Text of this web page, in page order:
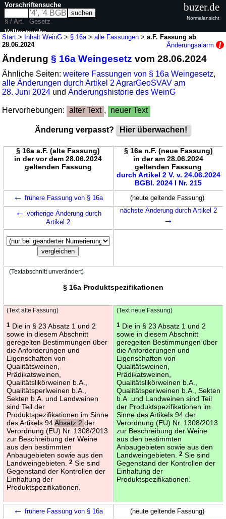
Start > Inhalt WeinG > § 16a >alle Fassungen >a.F. Fassung ab
28.06.2024
Änderungsalarm
Änderung§ 16a Weingesetz vom 28.06.2024
Ähnliche Seiten:weitere Fassungen von § 16a Weingesetz,
alle Änderungen durch Artikel 2 AgrarGeoSVAV am
28. Juni 2024 undÄnderungshistorie des WeinG
Hervorhebungen: alter Text , neuer Text
Änderung verpasst? Hier überwachen!
§ 16a a.F. (alte Fassung)
in der vor dem 28.06.2024
geltenden Fassung
§ 16a n.F. (neue Fassung)
in der am 28.06.2024
geltenden Fassung
durch Artikel 2 V. v. 24.06.2024
BGBl. 2024 I Nr. 215
← frühere Fassung von § 16a (heute geltende Fassung)
← vorherige Änderung durch
Artikel 2
nächste Änderung durch Artikel 2
→
(Textabschnitt unverändert)
§ 16a Produktspezifikationen
(Text alte Fassung)
1Die in § 23 Absatz 1 und 2
sowie in diesem Abschnitt
geregelten Bestimmungen über
die Anforderungen und
Eigenschaften von
Qualitätsweinen,
Prädikatsweinen,
Qualitätslikörweinen b.A.,
Qualitätsperlweinen b.A.,
Sekten b.A. und Landweinen
sind Teil der
Produktspezifikationen im Sinne
des Artikels 94Absatz 2 der
Verordnung (EU) Nr. 1308/2013
zur Beschreibung der Weine
aus den bestimmten
Anbaugebieten sowie aus den
Landweingebieten.
2Sie sind
Gegenstand der Kontrollen der
Einhaltung der
Produktspezifikationen.
(Text neue Fassung)
1Die in § 23 Absatz 1 und 2
sowie in diesem Abschnitt
geregelten Bestimmungen über
die Anforderungen und
Eigenschaften von
Qualitätsweinen,
Prädikatsweinen,
Qualitätslikörweinen b.A.,
Qualitätsperlweinen b.A., Sekten
b.A. und Landweinen sind Teil
der Produktspezifikationen im
Sinne des Artikels 94 der
Verordnung (EU) Nr. 1308/2013
zur Beschreibung der Weine
aus den bestimmten
Anbaugebieten sowie aus den
Landweingebieten.
2Sie sind
Gegenstand der Kontrollen der
Einhaltung der
Produktspezifikationen.
← frühere Fassung von § 16a (heute geltende Fassung)
Vorschriftensuche
§ / Art.
Gesetz
Volltextsuche
buzer.de
Normalansicht